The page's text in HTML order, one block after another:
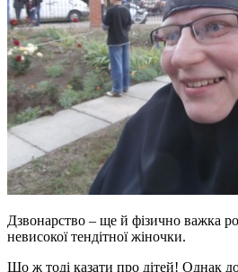
Дзвонарство – ще й фізично важка
невисокої тендітної жіночки.
Що ж тоді казати про дітей! Однак